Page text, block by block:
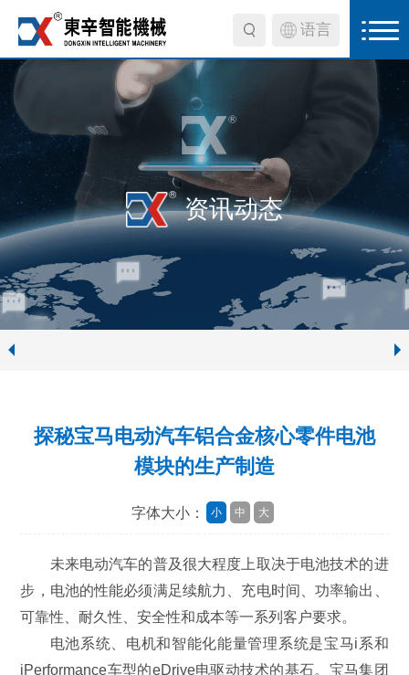
语言
资讯动态
探秘宝马电动汽车铝合金核心零件电池
模块的生产制造
字体大小： 小 中 大
未来电动汽车的普及很大程度上取决于电池技术的进
步，电池的性能必须满足续航力、充电时间、功率输出、
可靠性、耐久性、安全性和成本等一系列客户要求。
电池系统、电机和智能化能量管理系统是宝马i系和
iPerformance车型的eDrive电驱动技术的基石。宝马集团